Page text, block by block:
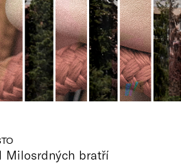
Milosrdných bratří